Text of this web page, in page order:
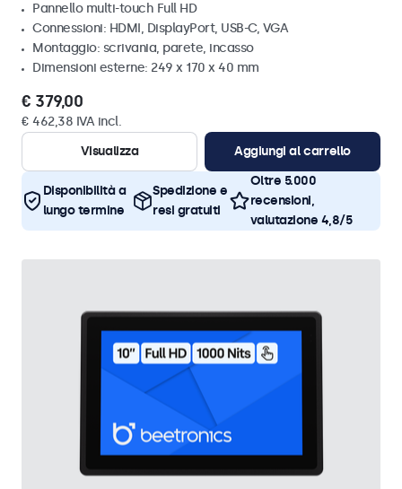
Pannello multi-touch Full HD
Connessioni: HDMI, DisplayPort, USB-C, VGA
Montaggio: scrivania, parete, incasso
Dimensioni esterne: 249 x 170 x 40 mm
€ 379,00
€ 462,38 IVA incl.
Visualizza
Aggiungi al carrello
Disponibilità a
lungo termine
Spedizione e
resi gratuiti
Oltre 5.000
recensioni,
valutazione 4,8/5